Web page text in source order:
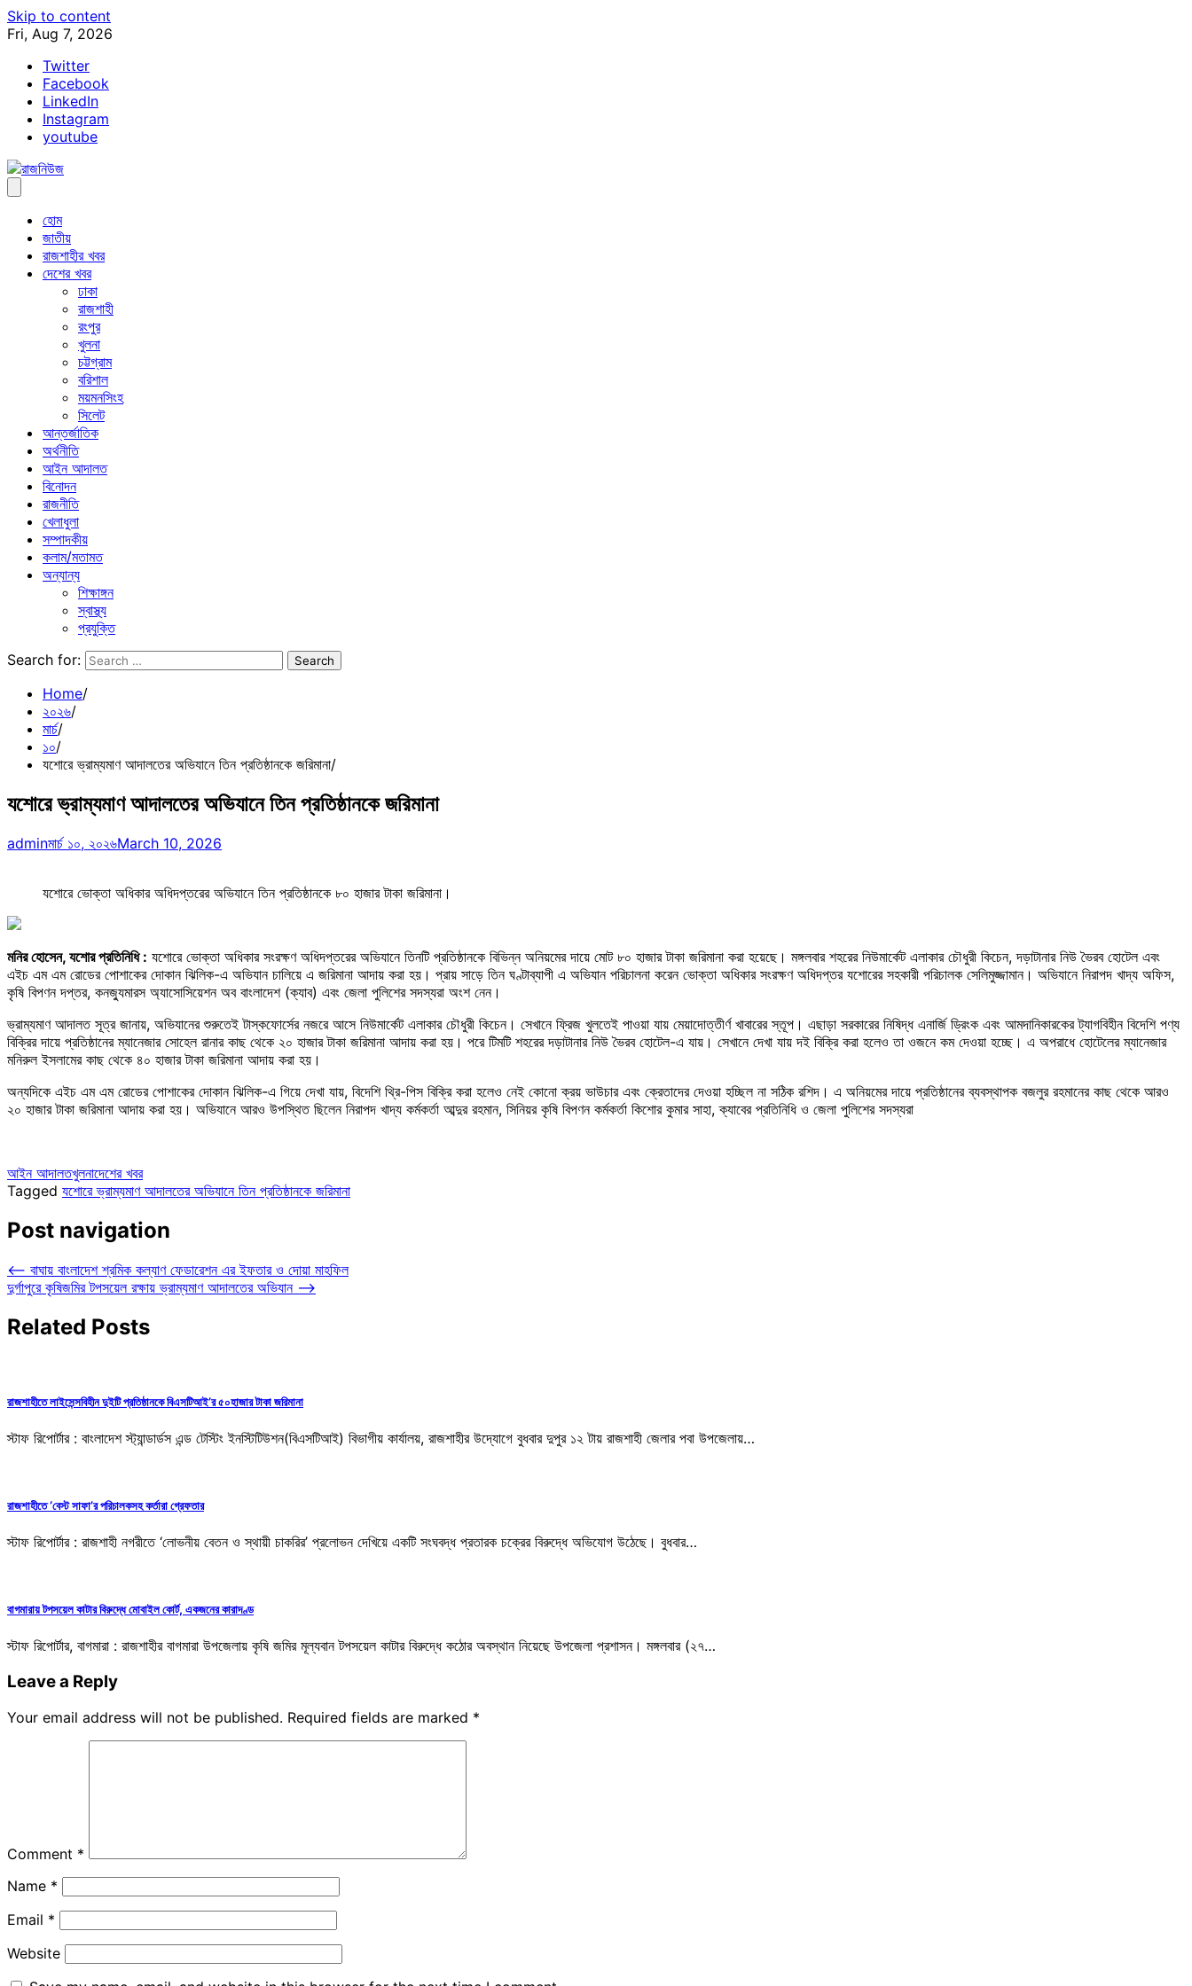
Skip to content
Fri, Aug 7, 2026
Twitter
Facebook
LinkedIn
Instagram
youtube
হোম
জাতীয়
রাজশাহীর খবর
দেশের খবর
ঢাকা
রাজশাহী
রংপুর
খুলনা
চট্টগ্রাম
বরিশাল
ময়মনসিংহ
সিলেট
আন্তর্জাতিক
অর্থনীতি
আইন আদালত
বিনোদন
রাজনীতি
খেলাধুলা
সম্পাদকীয়
কলাম/মতামত
অন্যান্য
শিক্ষাঙ্গন
স্বাস্থ্য
প্রযুক্তি
Search for:
Home
২০২৬
মার্চ
১০
যশোরে ভ্রাম্যমাণ আদালতের অভিযানে তিন প্রতিষ্ঠানকে জরিমানা
যশোরে ভ্রাম্যমাণ আদালতের অভিযানে তিন প্রতিষ্ঠানকে জরিমানা
adminমার্চ ১০, ২০২৬March 10, 2026
যশোরে ভোক্তা অধিকার অধিদপ্তরের অভিযানে তিন প্রতিষ্ঠানকে ৮০ হাজার টাকা জরিমানা।
মনির হোসেন, যশোর প্রতিনিধি : যশোরে ভোক্তা অধিকার সংরক্ষণ অধিদপ্তরের অভিযানে তিনটি প্রতিষ্ঠানকে বিভিন্ন অনিয়মের দায়ে মোট ৮০ হাজার টাকা জরিমানা করা হয়েছে। মঙ্গলবার শহরের নিউমার্কেট এলাকার চৌধুরী কিচেন, দড়াটানার নিউ ভৈরব হোটেল এবং
এইচ এম এম রোডের পোশাকের দোকান ঝিলিক-এ অভিযান চালিয়ে এ জরিমানা আদায় করা হয়। প্রায় সাড়ে তিন ঘণ্টাব্যাপী এ অভিযান পরিচালনা করেন ভোক্তা অধিকার সংরক্ষণ অধিদপ্তর যশোরের সহকারী পরিচালক সেলিমুজ্জামান। অভিযানে নিরাপদ খাদ্য অফিস,
কৃষি বিপণন দপ্তর, কনজ্যুমারস অ্যাসোসিয়েশন অব বাংলাদেশ (ক্যাব) এবং জেলা পুলিশের সদস্যরা অংশ নেন।
ভ্রাম্যমাণ আদালত সূত্র জানায়, অভিযানের শুরুতেই টাস্কফোর্সের নজরে আসে নিউমার্কেট এলাকার চৌধুরী কিচেন। সেখানে ফ্রিজ খুলতেই পাওয়া যায় মেয়াদোত্তীর্ণ খাবারের স্তূপ। এছাড়া সরকারের নিষিদ্ধ এনার্জি ড্রিংক এবং আমদানিকারকের ট্যাগবিহীন বিদেশি পণ্য
বিক্রির দায়ে প্রতিষ্ঠানের ম্যানেজার সোহেল রানার কাছ থেকে ২০ হাজার টাকা জরিমানা আদায় করা হয়। পরে টিমটি শহরের দড়াটানার নিউ ভৈরব হোটেল-এ যায়। সেখানে দেখা যায় দই বিক্রি করা হলেও তা ওজনে কম দেওয়া হচ্ছে। এ অপরাধে হোটেলের ম্যানেজার
মনিরুল ইসলামের কাছ থেকে ৪০ হাজার টাকা জরিমানা আদায় করা হয়।
অন্যদিকে এইচ এম এম রোডের পোশাকের দোকান ঝিলিক-এ গিয়ে দেখা যায়, বিদেশি থ্রি-পিস বিক্রি করা হলেও নেই কোনো ক্রয় ভাউচার এবং ক্রেতাদের দেওয়া হচ্ছিল না সঠিক রশিদ। এ অনিয়মের দায়ে প্রতিষ্ঠানের ব্যবস্থাপক বজলুর রহমানের কাছ থেকে আরও
২০ হাজার টাকা জরিমানা আদায় করা হয়। অভিযানে আরও উপস্থিত ছিলেন নিরাপদ খাদ্য কর্মকর্তা আব্দুর রহমান, সিনিয়র কৃষি বিপণন কর্মকর্তা কিশোর কুমার সাহা, ক্যাবের প্রতিনিধি ও জেলা পুলিশের সদস্যরা
আইন আদালতখুলনাদেশের খবর
Tagged যশোরে ভ্রাম্যমাণ আদালতের অভিযানে তিন প্রতিষ্ঠানকে জরিমানা
Post navigation
⟵ বাঘায় বাংলাদেশ শ্রমিক কল্যাণ ফেডারেশন এর ইফতার ও দোয়া মাহফিল
দুর্গাপুরে কৃষিজমির টপসয়েল রক্ষায় ভ্রাম্যমাণ আদালতের অভিযান ⟶
Related Posts
রাজশাহীতে লাইসেন্সবিহীন দুইটি প্রতিষ্ঠানকে বিএসটিআই’র ৫০হাজার টাকা জরিমানা
স্টাফ রিপোর্টার : বাংলাদেশ স্ট্যান্ডার্ডস এন্ড টেস্টিং ইনস্টিটিউশন(বিএসটিআই) বিভাগীয় কার্যালয়, রাজশাহীর উদ্যোগে বুধবার দুপুর ১২ টায় রাজশাহী জেলার পবা উপজেলায়…
রাজশাহীতে ‘বেস্ট সাফা’র পরিচালকসহ কর্তারা গ্রেফতার
স্টাফ রিপোর্টার : রাজশাহী নগরীতে ‘লোভনীয় বেতন ও স্থায়ী চাকরির’ প্রলোভন দেখিয়ে একটি সংঘবদ্ধ প্রতারক চক্রের বিরুদ্ধে অভিযোগ উঠেছে। বুধবার…
বাগমারায় টপসয়েল কাটার বিরুদ্ধে মোবাইল কোর্ট, একজনের কারাদণ্ড
স্টাফ রিপোর্টার, বাগমারা : রাজশাহীর বাগমারা উপজেলায় কৃষি জমির মূল্যবান টপসয়েল কাটার বিরুদ্ধে কঠোর অবস্থান নিয়েছে উপজেলা প্রশাসন। মঙ্গলবার (২৭…
Leave a Reply
Your email address will not be published. Required fields are marked *
Comment *
Name *
Email *
Website